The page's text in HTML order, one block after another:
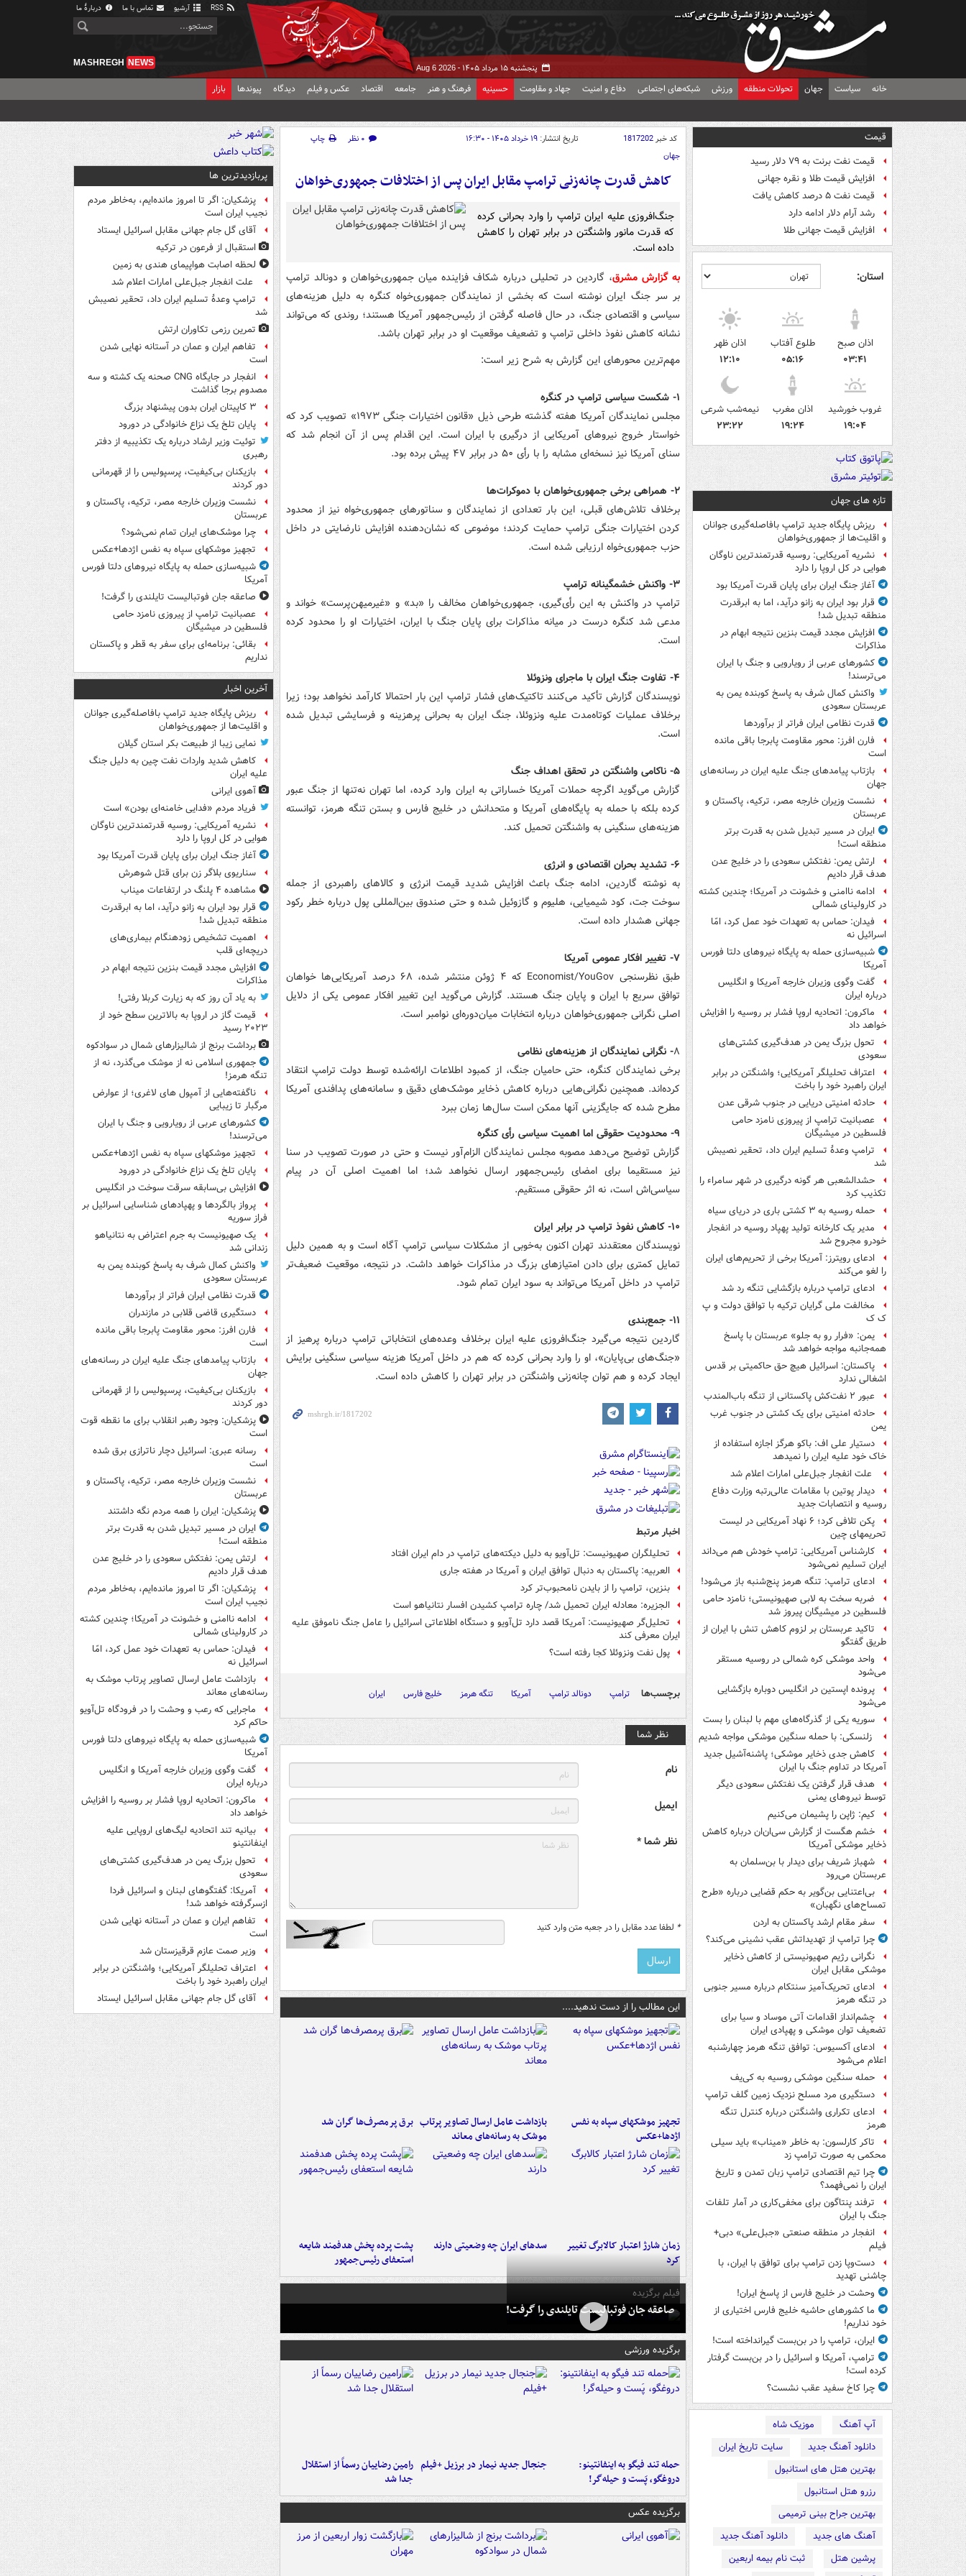
آرشیو تماس با ما دربارهٔ ما
پنجشنبه ۱۵ مرداد ۱۴۰۵ - Aug 6 2026
MASHREGH NEWS
خانه سیاست جهان تحولات منطقه ورزش شبکه‌های اجتماعی دفاع و امنیت جهاد و مقاومت حسینیه فرهنگ و هنر جامعه اقتصاد عکس و فیلم دیدگاه پیوندها بازار
قیمت
قیمت نفت برنت به ۷۹ دلار رسید
افزایش قیمت طلا و نقره جهانی
قیمت نفت ۵ درصد کاهش یافت
رشد آرام دلار ادامه دارد
افزایش قیمت جهانی طلا
استان:
اذان صبح
۰۳:۴۱
طلوع آفتاب
۰۵:۱۶
اذان ظهر
۱۲:۱۰
غروب خورشید
۱۹:۰۴
اذان مغرب
۱۹:۲۴
نیمه‌شب شرعی
۲۳:۲۲
تازه های جهان
ریزش پایگاه جدید ترامپ بافاصله‌گیری جوانان
و اقلیت‌ها از جمهوری‌خواهان
نشریه آمریکایی: روسیه قدرتمندترین ناوگان
هوایی در کل اروپا را دارد
آغاز جنگ ایران برای پایان قدرت آمریکا بود
قرار بود ایران به زانو درآید، اما به ابرقدرت
منطقه تبدیل شد!
افزایش مجدد قیمت بنزین نتیجه ابهام در
مذاکرات
کشورهای عربی از رویارویی و جنگ با ایران
می‌ترسند!
واکنش کمال شرف به پاسخ کوبنده یمن به
عربستان سعودی
قدرت نظامی ایران فراتر از برآوردها
فارن افرز: محور مقاومت پابرجا باقی مانده
است
بازتاب پیامدهای جنگ علیه ایران در رسانه‌های
جهان
نشست وزیران خارجه مصر، ترکیه، پاکستان و
عربستان
ایران در مسیر تبدیل شدن به قدرت برتر
منطقه است!
ارتش یمن: نفتکش سعودی را در خلیج عدن
هدف قرار دادیم
ادامه ناامنی و خشونت در آمریکا؛ چندین کشته
در کارولینای شمالی
فیدان: حماس به تعهدات خود عمل کرد، امّا
اسرائیل نه
شبیه‌سازی حمله به پایگاه نیروهای دلتا فورس
آمریکا
گفت وگوی وزیران خارجه آمریکا و انگلیس
درباره ایران
ماکرون: اتحادیه اروپا فشار بر روسیه را افزایش
خواهد داد
تحول بزرگ یمن در هدف‌گیری کشتی‌های
سعودی
اعتراف تحلیلگر آمریکایی؛ واشنگتن در برابر
ایران راهبرد خود را باخت
حادثه امنیتی دریایی در جنوب شرقی عدن
عصبانیت ترامپ از پیروزی نامزد حامی
فلسطین در میشیگان
ترامپ وعدۀ تسلیم ایران داد، تحقیر نصیبش
شد
حشدالشعبی هر گونه درگیری در شهر سامراء را
تکذیب کرد
حمله روسیه به ۳ کشتی باری در دریای سیاه
مدیر یک کارخانه تولید پهپاد روسیه در انفجار
خودرو مجروح شد
ادعای رویترز: آمریکا برخی از تحریم‌های ایران
را لغو می‌کند
ادعای ترامپ درباره بازگشایی تنگه رد شد
مخالفت ملی گرایان ترکیه با توافق دولت و پ
ک ک
یمن: «فرار رو به جلو» عربستان با پاسخ
همه‌جانبه‌ مواجه خواهد شد
پاکستان: اسرائیل هیچ حق حاکمیتی بر قدس
اشغالی ندارد
عبور ۲ نفت‌کش پاکستانی از تنگه باب‌المندب
حادثه امنیتی برای یک کشتی در جنوب غرب
یمن
دستیار علی اف: باکو هرگز اجازه استفاده از
خاک خود علیه ایران را نمیدهد
علت انفجار جبل‌علی امارات اعلام شد
دیدار پوتین با مقامات عالی‌رتبه وزارت دفاع
روسیه و انتصابات جدید
پکن تلافی کرد؛ ۶ نهاد آمریکایی در لیست
تحریمهای چین
کارشناس آمریکایی: ترامپ خودش هم می‌داند
ایران تسلیم نمی‌شود
ادعای ترامپ: تنگه هرمز پنج‌شنبه باز می‌شود!
ضربه سخت به لابی صهیونیستی؛ نامزد حامی
فلسطین در میشیگان پیروز شد
تاکید عربستان بر لزوم کاهش تنش با ایران از
طریق گفتگو
واحد موشکی کره شمالی در روسیه مستقر
می‌شود
پرونده اپستین در انگلیس دوباره بازگشایی
می‌شود
سوریه یکی از گذرگاه‌های مهم با لبنان را بست
زلنسکی: با حمله سنگین موشکی مواجه شدیم
کاهش جدی ذخایر موشکی؛ پاشنه‌آشیل جدید
آمریکا در تداوم جنگ با ایران
هدف قرار گرفتن یک نفتکش سعودی دیگر
توسط نیروهای یمنی
کیم: ژاپن را پشیمان می‌کنیم
خشم هگست از گزارش سی‌ان‌ان درباره کاهش
ذخایر موشکی آمریکا
شهباز شریف برای دیدار با بن‌سلمان به
عربستان می‌رود
بی‌اعتنایی بن‌گویر به حکم قضایی درباره «طرح
تمساح‌های نگهبان»
سفر مقام ارشد پاکستان به اردن
چرا ترامپ از تهدیداتش عقب نشینی می‌کند؟
نگرانی رژیم صهیونیستی از کاهش ذخایر
موشکی مقابل ایران
ادعای تحریک‌آمیز سنتکام درباره مسیر جنوبی
در تنگه هرمز
چشم‌انداز اقدامات آتی موساد و سیا برای
تضعیف توان موشکی و پهپادی ایران
ادعای آکسیوس: توافق تنگه هرمز چهارشنبه
اعلام می‌شود
حمله سنگین موشکی روسیه به کی‌یف
دستگیری مرد مسلح نزدیک زمین گلف ترامپ
ادعای تکراری واشنگتن درباره کنترل تنگه
هرمز
تاکر کارلسون: به خاطر «میناب» باید سیلی
محکمی به صورت ترامپ زد
چرا تیم اقتصادی ترامپ زبان تمدن و تاریخ
ایران را نمی‌فهمد؟
ترفند پنتاگون برای مخفی‌کاری در آمار تلفات
جنگ با ایران
انفجار در منطقه صنعتی «جبل‌علی» دبی+
فیلم
دست‌وپا زدن ترامپ برای توافق با ایران، با
چاشنی تهدید
وحشت در خلیج فارس از پاسخ ایران!
ما کشورهای حاشیه خلیج فارس اختیاری از
خود نداریم!
ایران، ترامپ را در بن‌بست گیرانداخته است!
ترامپ، آمریکا و اسرائیل را در بن‌بست گرفتار
کرده است!
چرا کاخ سفید عقب نشست؟
آپ آهنگ
موزیک شاه
دانلود آهنگ جدید
سایت تاریخ ایران
بهترین هتل های استانبول
رزرو هتل استانبول
بهترین جراح بینی ترمیمی
آهنگ های جدید
دانلود آهنگ جدید
پرشین هتل
ثبت نام بیمه اربعین
کد خبر1817202 تاریخ انتشار: ۱۹ خرداد ۱۴۰۵ - ۱۶:۳۰ ۰ نظر
چاپ
جهان
کاهش قدرت چانه‌زنی ترامپ مقابل ایران پس از اختلافات جمهوری‌خواهان
جنگ‌افروزی علیه ایران ترامپ را وارد بحرانی کرده
که قدرت مانور واشنگتن در برابر تهران را کاهش
داده است.
به گزارش مشرق، گاردین در تحلیلی درباره شکاف فزاینده میان جمهوری‌خواهان و دونالد ترامپ
بر سر جنگ ایران نوشته است که بخشی از نمایندگان جمهوری‌خواه کنگره به دلیل هزینه‌های
سیاسی و اقتصادی جنگ، در حال فاصله گرفتن از رئیس‌جمهور آمریکا هستند؛ روندی که می‌تواند
نشانه کاهش نفوذ داخلی ترامپ و تضعیف موقعیت او در برابر تهران باشد.
مهم‌ترین محورهای این گزارش به شرح زیر است:
۱- شکست سیاسی ترامپ در کنگره
مجلس نمایندگان آمریکا هفته گذشته طرحی ذیل «قانون اختیارات جنگی ۱۹۷۳» تصویب کرد که
خواستار خروج نیروهای آمریکایی از درگیری با ایران است. این اقدام پس از آن انجام شد که
سنای آمریکا نیز نسخه‌ای مشابه را با رأی ۵۰ در برابر ۴۷ پیش برده بود.
۲- همراهی برخی جمهوری‌خواهان با دموکرات‌ها
برخلاف تلاش‌های قبلی، این بار تعدادی از نمایندگان و سناتورهای جمهوری‌خواه نیز از محدود
کردن اختیارات جنگی ترامپ حمایت کردند؛ موضوعی که نشان‌دهنده افزایش نارضایتی در داخل
حزب جمهوری‌خواه ارزیابی شده است.
۳- واکنش خشمگینانه ترامپ
ترامپ در واکنش به این رأی‌گیری، جمهوری‌خواهان مخالف را «بد» و «غیرمیهن‌پرست» خواند و
مدعی شد کنگره درست در میانه مذاکرات برای پایان جنگ با ایران، اختیارات او را محدود کرده
است.
۴- تفاوت جنگ ایران با ماجرای ونزوئلا
نویسندگان گزارش تأکید می‌کنند تاکتیک‌های فشار ترامپ این بار احتمالا کارآمد نخواهد بود؛ زیرا
برخلاف عملیات کوتاه‌مدت علیه ونزوئلا، جنگ ایران به بحرانی پرهزینه و فرسایشی تبدیل شده
است.
۵- ناکامی واشنگتن در تحقق اهداف جنگ
گزارش می‌گوید اگرچه حملات آمریکا خساراتی به ایران وارد کرده، اما تهران نه‌تنها از جنگ عبور
کرده بلکه با حمله به پایگاه‌های آمریکا و متحدانش در خلیج فارس و بستن تنگه هرمز، توانسته
هزینه‌های سنگینی به واشنگتن تحمیل کند.
۶- تشدید بحران اقتصادی و انرژی
به نوشته گاردین، ادامه جنگ باعث افزایش شدید قیمت انرژی و کالاهای راهبردی از جمله
سوخت جت، کود شیمیایی، هلیوم و گازوئیل شده و حتی صندوق بین‌المللی پول درباره خطر رکود
جهانی هشدار داده است.
۷- تغییر افکار عمومی آمریکا
طبق نظرسنجی Economist/YouGov که ۴ ژوئن منتشر شده، ۶۸ درصد آمریکایی‌ها خواهان
توافق سریع با ایران و پایان جنگ هستند. گزارش می‌گوید این تغییر افکار عمومی یکی از دلایل
اصلی نگرانی جمهوری‌خواهان درباره انتخابات میان‌دوره‌ای نوامبر است.
۸- نگرانی نمایندگان از هزینه‌های نظامی
برخی نمایندگان کنگره، حتی حامیان جنگ، از کمبود اطلاعات ارائه‌شده توسط دولت ترامپ انتقاد
کرده‌اند. همچنین نگرانی‌هایی درباره کاهش ذخایر موشک‌های دقیق و سامانه‌های پدافندی آمریکا
مطرح شده که جایگزینی آنها ممکن است سال‌ها زمان ببرد
۹- محدودیت حقوقی اما اهمیت سیاسی رأی کنگره
گزارش توضیح می‌دهد مصوبه مجلس نمایندگان الزام‌آور نیست و حتی در صورت تصویب در سنا
نیز مستقیما برای امضای رئیس‌جمهور ارسال نخواهد شد؛ اما اهمیت اصلی آن در پیام
سیاسی‌اش است، نه اثر حقوقی مستقیم.
۱۰- کاهش نفوذ ترامپ در برابر ایران
نویسندگان معتقدند تهران اکنون به‌خوبی از مشکلات سیاسی ترامپ آگاه است و به همین دلیل
تمایل کمتری برای دادن امتیازهای بزرگ در مذاکرات خواهد داشت. در نتیجه، موقعیت ضعیف‌تر
ترامپ در داخل آمریکا می‌تواند به سود ایران تمام شود.
۱۱- جمع‌بندی
گاردین نتیجه می‌گیرد جنگ‌افروزی علیه ایران برخلاف وعده‌های انتخاباتی ترامپ درباره پرهیز از
«جنگ‌های بی‌پایان»، او را وارد بحرانی کرده که هم در داخل آمریکا هزینه سیاسی سنگینی برایش
ایجاد کرده و هم توان چانه‌زنی واشنگتن در برابر تهران را کاهش داده است.
اخبار مرتبط
تحلیلگران صهیونیست: تل‌آویو به دلیل دیکته‌های ترامپ در دام ایران افتاد
العربیه: پاکستان به دنبال توافق ایران و آمریکا در هفته جاری
بنزین، ترامپ را از بایدن نامحبوب‌تر کرد
الجزیره: معادله ایران تحمیل شد/ چاره ترامپ کشیدن افسار نتانیاهو است
تحلیل‌گر صهیونیست‌: آمریکا قصد دارد تل‌آویو و دستگاه اطلاعاتی اسرائیل را عامل جنگ ناموفق علیه
ایران معرفی کند
پول نفت ونزوئلا کجا رفته است؟
برچسب‌ها ترامپ دونالد ترامپ آمریکا تنگه هرمز خلیج فارس ایران
نظر شما
نام
ایمیل
نظر شما *
* لطفا عدد مقابل را در جعبه متن وارد کنید
این مطالب را از دست ندهید....
تجهیز موشکهای سپاه به نفس
اژدها+عکس
بازداشت عامل ارسال تصاویر پرتاب
موشک به رسانه‌های معاند
برق پرمصرف‌ها گران شد
زمان شارژ اعتبار کالابرگ تغییر
کرد
سدهای ایران چه وضعیتی دارند
پشت پرده پخش هدفمند شایعه
استعفای رئیس‌جمهور
فیلم برگزیده
صاعقه جان فوتبالیست تایلندی را گرفت!
برگزیده ورزشی
حمله تند فیگو به اینفانتینو:
دروغگو، پَست‌ و حیله‌گر!
جنجال جدید نیمار در برزیل +فیلم رامین رضاییان رسماً از استقلال
جدا شد
برگزیده عکس
پربازدیدترین ها
پزشکیان: اگر تا امروز مانده‌ایم، به‌خاطر مردم
نجیب ایران است
آقای گل جام جهانی مقابل اسرائیل ایستاد
استقبال از فرعون در ترکیه
لحظه اصابت هواپیمای هندی به زمین
علت انفجار جبل‌علی امارات اعلام شد
ترامپ وعدۀ تسلیم ایران داد، تحقیر نصیبش
شد
تمرین رزمی تکاوران ارتش
تفاهم ایران و عمان در آستانه نهایی شدن
است
انفجار در جایگاه CNG صحنه یک کشته و سه
مصدوم برجا گذاشت
۳ کاپیتان ایران بدون پیشنهاد بزرگ
پایان تلخ یک نزاع خانوادگی در دورود
توئیت وزیر ارشاد درباره یک تکذیبیه از دفتر
رهبری
بازیکنان بی‌کیفیت، پرسپولیس را از قهرمانی
دور کردند
نشست وزیران خارجه مصر، ترکیه، پاکستان و
عربستان
چرا موشک‌های ایران تمام نمی‌شود؟
تجهیز موشکهای سپاه به نفس اژدها+عکس
شبیه‌سازی حمله به پایگاه نیروهای دلتا فورس
آمریکا
صاعقه جان فوتبالیست تایلندی را گرفت!
عصبانیت ترامپ از پیروزی نامزد حامی
فلسطین در میشیگان
بقائی: برنامه‌ای برای سفر به قطر و پاکستان
نداریم
آخرین اخبار
ریزش پایگاه جدید ترامپ بافاصله‌گیری جوانان
و اقلیت‌ها از جمهوری‌خواهان
نمایی زیبا از طبیعت بکر استان گیلان
کاهش شدید واردات نفت چین به دلیل جنگ
علیه ایران
آهوی ایرانی
فریاد مردم «فدایی خامنه‌ای بودن» است
نشریه آمریکایی: روسیه قدرتمندترین ناوگان
هوایی در کل اروپا را دارد
آغاز جنگ ایران برای پایان قدرت آمریکا بود
سناریوی بلاگر زن برای قتل شوهرش
مشاهده ۴ پلنگ در ارتفاعات میناب
قرار بود ایران به زانو درآید، اما به ابرقدرت
منطقه تبدیل شد!
اهمیت تشخیص زودهنگام بیماری‌های
دریچه‌ای قلب
افزایش مجدد قیمت بنزین نتیجه ابهام در
مذاکرات
به یاد آن روز که به زیارت کربلا رفتی!
قیمت گاز در اروپا به بالاترین سطح خود از
۲۰۲۳ رسید
برداشت برنج از شالیزارهای شمال در سوادکوه
جمهوری اسلامی نه از موشک می‌گذرد، نه از
تنگه هرمز!
ناگفته‌هایی از آمپول های لاغری؛ از عوارض
مرگبار تا زیبایی
کشورهای عربی از رویارویی و جنگ با ایران
می‌ترسند!
تجهیز موشکهای سپاه به نفس اژدها+عکس
پایان تلخ یک نزاع خانوادگی در دورود
افزایش بی‌سابقه سرقت سوخت در انگلیس
پرواز بالگردها و پهپادهای شناسایی اسرائیل بر
فراز سوریه
یک صهیونیست به جرم اعتراض به نتانیاهو
زندانی شد
واکنش کمال شرف به پاسخ کوبنده یمن به
عربستان سعودی
قدرت نظامی ایران فراتر از برآوردها
دستگیری قاضی قلابی در مازندران
فارن افرز: محور مقاومت پابرجا باقی مانده
است
بازتاب پیامدهای جنگ علیه ایران در رسانه‌های
جهان
بازیکنان بی‌کیفیت، پرسپولیس را از قهرمانی
دور کردند
پزشکیان: وجود رهبر انقلاب برای ما نقطه قوت
است
رسانه عبری: اسرائیل دچار ناترازی برق شده
است
نشست وزیران خارجه مصر، ترکیه، پاکستان و
عربستان
پزشکیان: ایران را همه مردم نگه داشتند
ایران در مسیر تبدیل شدن به قدرت برتر
منطقه است!
ارتش یمن: نفتکش سعودی را در خلیج عدن
هدف قرار دادیم
پزشکیان: اگر تا امروز مانده‌ایم، به‌خاطر مردم
نجیب ایران است
ادامه ناامنی و خشونت در آمریکا؛ چندین کشته
در کارولینای شمالی
فیدان: حماس به تعهدات خود عمل کرد، امّا
اسرائیل نه
بازداشت عامل ارسال تصاویر پرتاب موشک به
رسانه‌های معاند
ماجرایی که رعب و وحشت را در فرودگاه تل‌آویو
حاکم کرد
شبیه‌سازی حمله به پایگاه نیروهای دلتا فورس
آمریکا
گفت وگوی وزیران خارجه آمریکا و انگلیس
درباره ایران
ماکرون: اتحادیه اروپا فشار بر روسیه را افزایش
خواهد داد
بیانیه تند اتحادیه لیگ‌های اروپایی علیه
اینفانتینو
تحول بزرگ یمن در هدف‌گیری کشتی‌های
سعودی
آمریکا: گفتگوهای لبنان و اسرائیل فردا
ازسرگرفته خواهد شد!
تفاهم ایران و عمان در آستانه نهایی شدن
است
وزیر صمت عازم قرقیزستان شد
اعتراف تحلیلگر آمریکایی؛ واشنگتن در برابر
ایران راهبرد خود را باخت
آقای گل جام جهانی مقابل اسرائیل ایستاد